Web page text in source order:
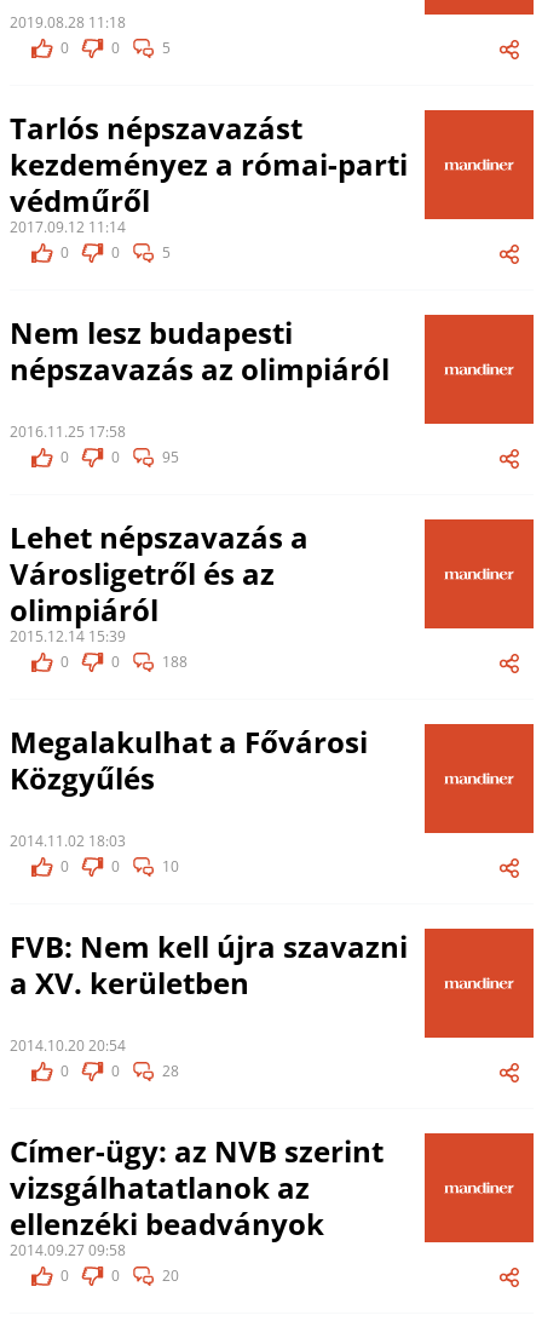
2019.08.28 11:18
0
0 5
Tarlós népszavazást
kezdeményez a római-parti
védműről
2017.09.12 11:14
0
0 5
Nem lesz budapesti
népszavazás az olimpiáról
2016.11.25 17:58
0
0 95
Lehet népszavazás a
Városligetről és az
olimpiáról
2015.12.14 15:39
0
0 188
Megalakulhat a Fővárosi
Közgyűlés
2014.11.02 18:03
0
0 10
FVB: Nem kell újra szavazni
a XV. kerületben
2014.10.20 20:54
0
0 28
Címer-ügy: az NVB szerint
vizsgálhatatlanok az
ellenzéki beadványok
2014.09.27 09:58
0
0 20